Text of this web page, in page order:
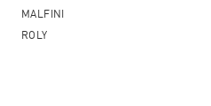
MALFINI
ROLY